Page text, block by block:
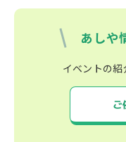
あしや
イベントの紹
ご